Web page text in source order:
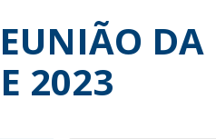
2023